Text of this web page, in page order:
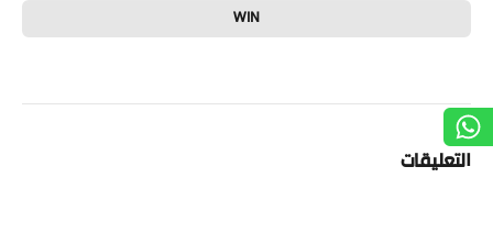
WIN
التعليقات